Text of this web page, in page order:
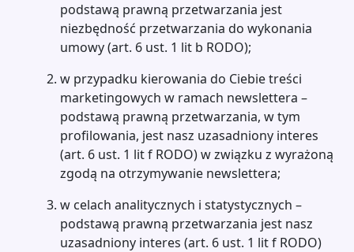
podstawą prawną przetwarzania jest
niezbędność przetwarzania do wykonania
umowy (art. 6 ust. 1 lit b RODO);
w przypadku kierowania do Ciebie treści
marketingowych w ramach newslettera –
podstawą prawną przetwarzania, w tym
profilowania, jest nasz uzasadniony interes
(art. 6 ust. 1 lit f RODO) w związku z wyrażoną
zgodą na otrzymywanie newslettera;
w celach analitycznych i statystycznych –
podstawą prawną przetwarzania jest nasz
uzasadniony interes (art. 6 ust. 1 lit f RODO)